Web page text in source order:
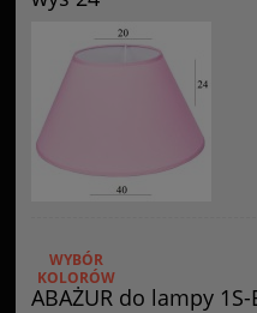
ABAŻUR do lampy
WYBÓR
KOLORÓW